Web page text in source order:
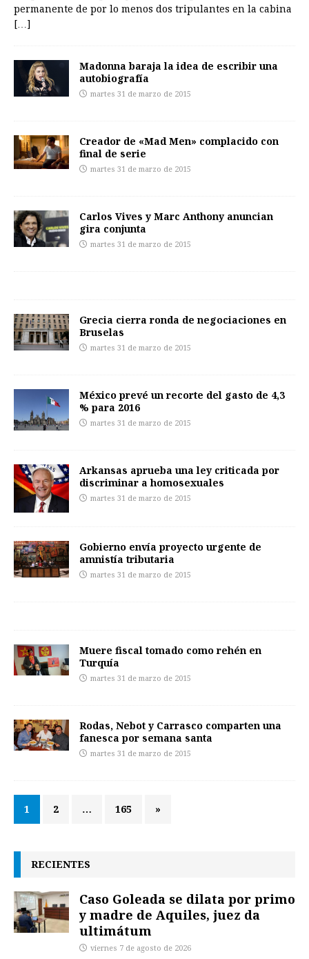
permanente de por lo menos dos tripulantes en la cabina
[…]
Madonna baraja la idea de escribir una
autobiografía
martes 31 de marzo de 2015
Creador de «Mad Men» complacido con
final de serie
martes 31 de marzo de 2015
Carlos Vives y Marc Anthony anuncian
gira conjunta
martes 31 de marzo de 2015
Grecia cierra ronda de negociaciones en
Bruselas
martes 31 de marzo de 2015
México prevé un recorte del gasto de 4,3
% para 2016
martes 31 de marzo de 2015
Arkansas aprueba una ley criticada por
discriminar a homosexuales
martes 31 de marzo de 2015
Gobierno envía proyecto urgente de
amnistía tributaria
martes 31 de marzo de 2015
Muere fiscal tomado como rehén en
Turquía
martes 31 de marzo de 2015
Rodas, Nebot y Carrasco comparten una
fanesca por semana santa
martes 31 de marzo de 2015
1 2 … 165 »
RECIENTES
Caso Goleada se dilata por primo
y madre de Aquiles, juez da
ultimátum
viernes 7 de agosto de 2026